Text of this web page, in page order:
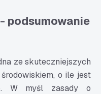
podsumowanie
ze skuteczniejszych
o ile jest
W myśl zasady o